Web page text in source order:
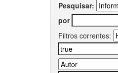
Pesquisar:
por
Filtros correntes: